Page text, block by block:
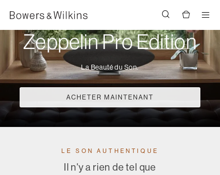
Zeppelin Pro Edition
La Beauté du Son.
ACHETER MAINTENANT
LE SON AUTHENTIQUE
Il n'y a rien de tel que